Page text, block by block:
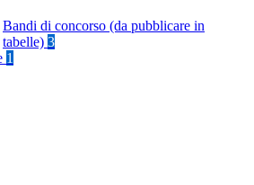
Bandi di concorso (da pubblicare in
tabelle) 3
1